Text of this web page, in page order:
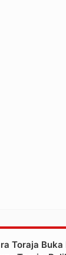
Toraja